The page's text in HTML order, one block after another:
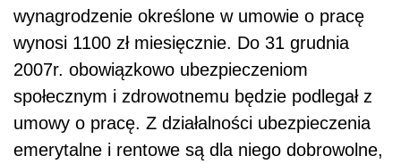
wynagrodzenie określone w umowie o pracę
wynosi 1100 zł miesięcznie. Do 31 grudnia
2007r. obowiązkowo ubezpieczeniom
społecznym i zdrowotnemu będzie podlegał z
umowy o pracę. Z działalności ubezpieczenia
emerytalne i rentowe są dla niego dobrowolne,